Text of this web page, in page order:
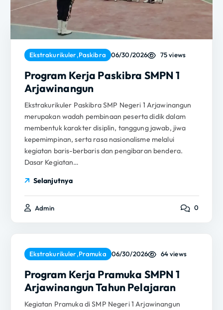
Ekstrakurikuler,Paskibra 06/30/2026 75 views
Program Kerja Paskibra SMPN 1
Arjawinangun
Ekstrakurikuler Paskibra SMP Negeri 1 Arjawinangun
merupakan wadah pembinaan peserta didik dalam
membentuk karakter disiplin, tanggung jawab, jiwa
kepemimpinan, serta rasa nasionalisme melalui
kegiatan baris-berbaris dan pengibaran bendera.
Dasar Kegiatan…
Selanjutnya
Admin 0
Ekstrakurikuler,Pramuka 06/30/2026 64 views
Program Kerja Pramuka SMPN 1
Arjawinangun Tahun Pelajaran
Kegiatan Pramuka di SMP Negeri 1 Arjawinangun